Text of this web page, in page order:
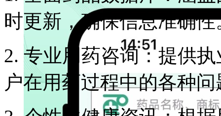
时更新，确保信息准确性
2. 专业用药咨询：提供
户在用药过程中的各种问